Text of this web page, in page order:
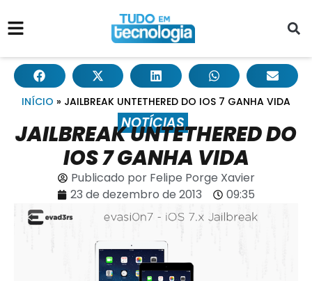
INÍCIO » JAILBREAK UNTETHERED DO IOS 7 GANHA VIDA
NOTÍCIAS
JAILBREAK UNTETHERED DO
IOS 7 GANHA VIDA
Publicado porFelipe Porge Xavier
23 de dezembro de 2013
09:35